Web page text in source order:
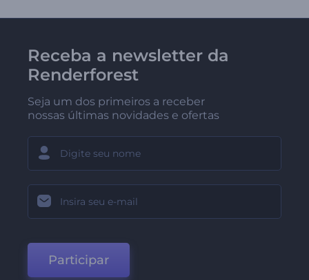
Receba a newsletter da
Renderforest
Seja um dos primeiros a receber
nossas últimas novidades e ofertas
Participar